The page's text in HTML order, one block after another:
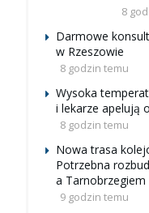
8
Darmowe
w Rzeszowie
8 godzin temu
Wysoka
i lekarze apelują
8 godzin temu
Nowa trasa
Potrzebna
a Tarnobrzegiem
9 godzin temu